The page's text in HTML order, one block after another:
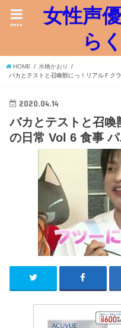
女性声
ら
menu
HOME
水橋かおり
バカとテストと召喚獣にっ！リアルＦク
2020.04.14
バカとテストと召喚
の日常 Vol 6 食事 パ